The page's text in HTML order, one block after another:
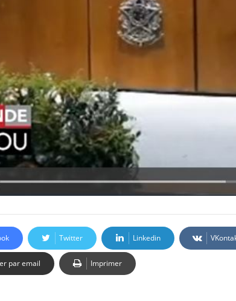
Twitter Linkedin
par email Imprimer